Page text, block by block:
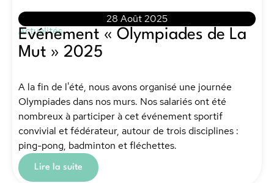
28 Août 2025
Actualités
Evénement « Olympiades de La
Mut » 2025
A la fin de l'été, nous avons organisé une journée
Olympiades dans nos murs. Nos salariés ont été
nombreux à participer à cet événement sportif
convivial et fédérateur, autour de trois disciplines :
ping-pong, badminton et fléchettes.
Lire la suite